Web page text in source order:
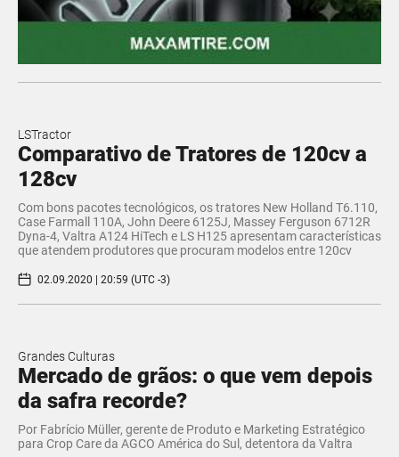
LSTractor
Comparativo de Tratores de 120cv a
128cv
Com bons pacotes tecnológicos, os tratores New Holland T6.110,
Case Farmall 110A, John Deere 6125J, Massey Ferguson 6712R
Dyna-4, Valtra A124 HiTech e LS H125 apresentam características
que atendem produtores que procuram modelos entre 120cv
02.09.2020 | 20:59 (UTC -3)
Grandes Culturas
Mercado de grãos: o que vem depois
da safra recorde?
Por Fabrício Müller, gerente de Produto e Marketing Estratégico
para Crop Care da AGCO América do Sul, detentora da Valtra​